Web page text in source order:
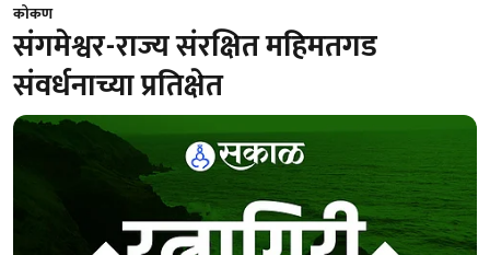
कोकण
संगमेश्वर-राज्य संरक्षित महिमतगड
संवर्धनाच्या प्रतिक्षेत